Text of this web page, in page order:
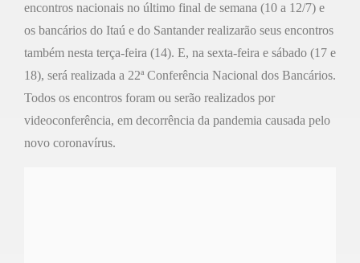
encontros nacionais no último final de semana (10 a 12/7) e
os bancários do Itaú e do Santander realizarão seus encontros
também nesta terça-feira (14). E, na sexta-feira e sábado (17 e
18), será realizada a 22ª Conferência Nacional dos Bancários.
Todos os encontros foram ou serão realizados por
videoconferência, em decorrência da pandemia causada pelo
novo coronavírus.